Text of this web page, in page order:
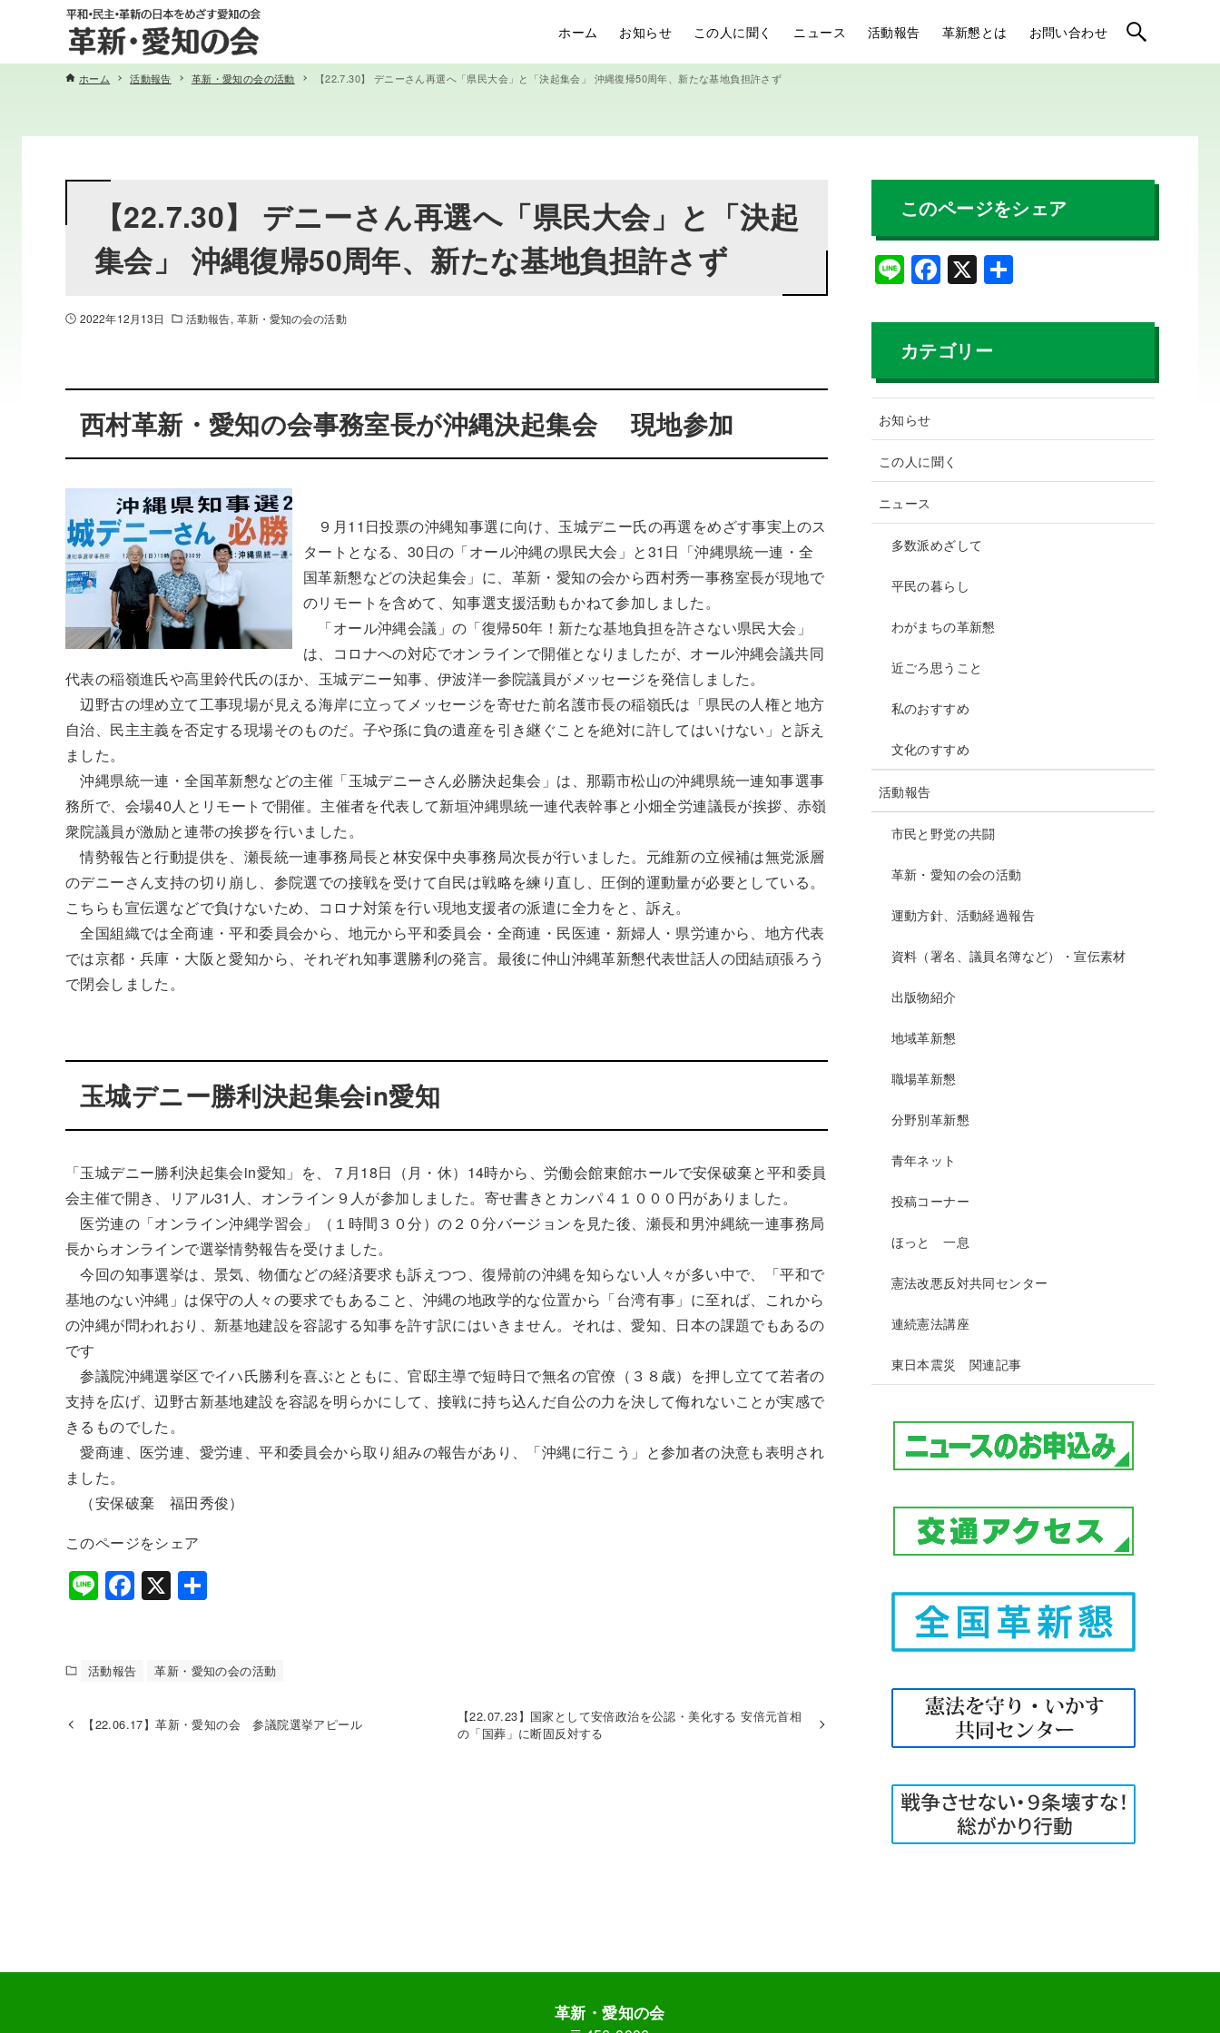
ホーム お知らせ この人に聞く ニュース 活動報告 革新懇とは お問い合わせ
ホーム 活動報告 革新・愛知の会の活動 【22.7.30】 デニーさん再選へ「県民大会」と「決起集会」 沖縄復帰50周年、新たな基地負担許さず
【22.7.30】 デニーさん再選へ「県民大会」と「決起
集会」 沖縄復帰50周年、新たな基地負担許さず
2022年12月13日 活動報告 革新・愛知の会の活動
西村革新・愛知の会事務室長が沖縄決起集会 現地参加
９月11日投票の沖縄知事選に向け、玉城デニー氏の再選をめざす事実上のス
タートとなる、30日の「オール沖縄の県民大会」と31日「沖縄県統一連・全
国革新懇などの決起集会」に、革新・愛知の会から西村秀一事務室長が現地で
のリモートを含めて、知事選支援活動もかねて参加しました。
「オール沖縄会議」の「復帰50年！新たな基地負担を許さない県民大会」
は、コロナへの対応でオンラインで開催となりましたが、オール沖縄会議共同
代表の稲嶺進氏や高里鈴代氏のほか、玉城デニー知事、伊波洋一参院議員がメッセージを発信しました。
辺野古の埋め立て工事現場が見える海岸に立ってメッセージを寄せた前名護市長の稲嶺氏は「県民の人権と地方
自治、民主主義を否定する現場そのものだ。子や孫に負の遺産を引き継ぐことを絶対に許してはいけない」と訴え
ました。
沖縄県統一連・全国革新懇などの主催「玉城デニーさん必勝決起集会」は、那覇市松山の沖縄県統一連知事選事
務所で、会場40人とリモートで開催。主催者を代表して新垣沖縄県統一連代表幹事と小畑全労連議長が挨拶、赤嶺
衆院議員が激励と連帯の挨拶を行いました。
情勢報告と行動提供を、瀬長統一連事務局長と林安保中央事務局次長が行いました。元維新の立候補は無党派層
のデニーさん支持の切り崩し、参院選での接戦を受けて自民は戦略を練り直し、圧倒的運動量が必要としている。
こちらも宣伝選などで負けないため、コロナ対策を行い現地支援者の派遣に全力をと、訴え。
全国組織では全商連・平和委員会から、地元から平和委員会・全商連・民医連・新婦人・県労連から、地方代表
では京都・兵庫・大阪と愛知から、それぞれ知事選勝利の発言。最後に仲山沖縄革新懇代表世話人の団結頑張ろう
で閉会しました。
玉城デニー勝利決起集会in愛知
「玉城デニー勝利決起集会in愛知」を、７月18日（月・休）14時から、労働会館東館ホールで安保破棄と平和委員
会主催で開き、リアル31人、オンライン９人が参加しました。寄せ書きとカンパ４１０００円がありました。
医労連の「オンライン沖縄学習会」（１時間３０分）の２０分バージョンを見た後、瀬長和男沖縄統一連事務局
長からオンラインで選挙情勢報告を受けました。
今回の知事選挙は、景気、物価などの経済要求も訴えつつ、復帰前の沖縄を知らない人々が多い中で、「平和で
基地のない沖縄」は保守の人々の要求でもあること、沖縄の地政学的な位置から「台湾有事」に至れば、これから
の沖縄が問われおり、新基地建設を容認する知事を許す訳にはいきません。それは、愛知、日本の課題でもあるの
です
参議院沖縄選挙区でイハ氏勝利を喜ぶとともに、官邸主導で短時日で無名の官僚（３８歳）を押し立てて若者の
支持を広げ、辺野古新基地建設を容認を明らかにして、接戦に持ち込んだ自公の力を決して侮れないことが実感で
きるものでした。
愛商連、医労連、愛労連、平和委員会から取り組みの報告があり、「沖縄に行こう」と参加者の決意も表明され
ました。
（安保破棄 福田秀俊）
このページをシェア
Li
n
F
a
e
o
X
活動報告 革新・愛知の会の活動
【22.06.17】革新・愛知の会 参議院選挙アピール
【22.07.23】国家として安倍政治を公認・美化する 安倍元首相
の「国葬」に断固反対する
このページをシェア
Li
e
F
c
e
b
o
k
X
カテゴリー
お知らせ
この人に聞く
ニュース
多数派めざして
平民の暮らし
わがまちの革新懇
近ごろ思うこと
私のおすすめ
文化のすすめ
活動報告
市民と野党の共闘
革新・愛知の会の活動
運動方針、活動経過報告
資料（署名、議員名簿など）・宣伝素材
出版物紹介
地域革新懇
職場革新懇
分野別革新懇
青年ネット
投稿コーナー
ほっと 一息
憲法改悪反対共同センター
連続憲法講座
東日本震災 関連記事
革新・愛知の会